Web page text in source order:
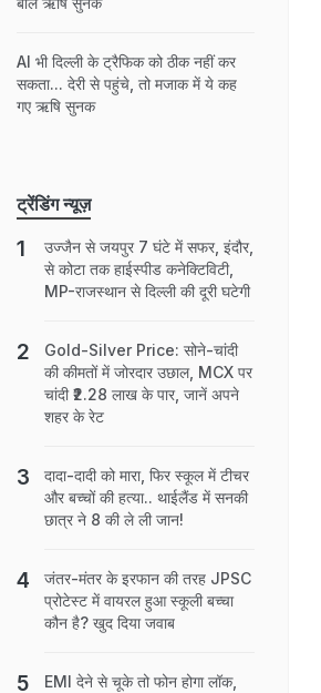
AI भी दिल्ली के ट्रैफिक को ठीक नहीं कर
सकता... देरी से पहुंचे, तो मजाक में ये कह
गए ऋषि सुनक
ट्रेंडिंग न्यूज़
उज्जैन से जयपुर 7 घंटे में सफर, इंदौर,
से कोटा तक हाईस्पीड कनेक्टिविटी,
MP-राजस्थान से दिल्ली की दूरी घटेगी
Gold-Silver Price: सोने-चांदी
की कीमतों में जोरदार उछाल, MCX पर
चांदी ₹2.28 लाख के पार, जानें अपने
शहर के रेट
दादा-दादी को मारा, फिर स्कूल में टीचर
और बच्चों की हत्या.. थाईलैंड में सनकी
छात्र ने 8 की ले ली जान!
जंतर-मंतर के इरफान की तरह JPSC
प्रोटेस्ट में वायरल हुआ स्कूली बच्चा
कौन है? खुद दिया जवाब
EMI देने से चूके तो फोन होगा लॉक,